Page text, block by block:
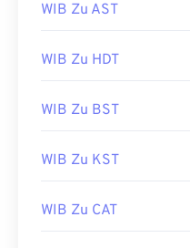
WIB Zu AST
WIB Zu HDT
WIB Zu BST
WIB Zu KST
WIB Zu CAT